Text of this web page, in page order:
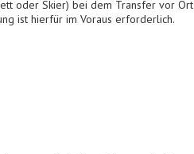
oder Skier) bei dem Transfer vor Ort
ist hierfür im Voraus erforderlich.